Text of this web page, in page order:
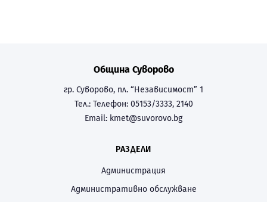
Община Суворово
гр. Суворово, пл. “Независимост” 1
Тел.: Телефон: 05153/3333, 2140
Email: kmet@suvorovo.bg
РАЗДЕЛИ
Администрация
Административно обслужване